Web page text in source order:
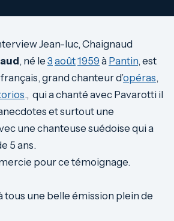
Jean-luc, Chaignaud
, né le 3 août1959 à Pantin, est
grand chanteur d’opéras,
., qui a chanté avec Pavarotti il
et surtout une
une chanteuse suédoise qui a
5 ans.
pour ce témoignage.
tous une belle émission plein de